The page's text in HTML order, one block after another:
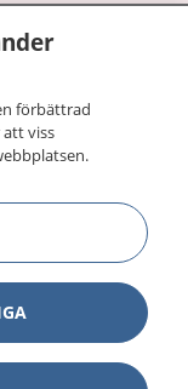
Visa
förbättrad
viss